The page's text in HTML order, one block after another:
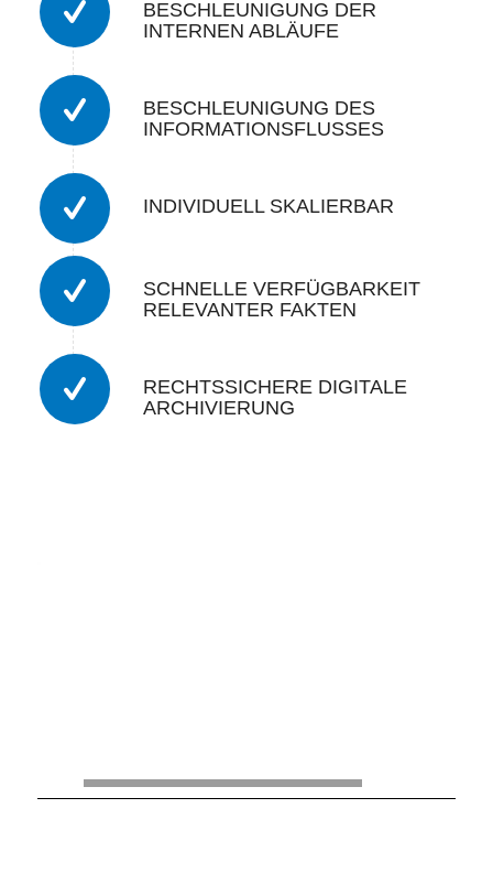
BESCHLEUNIGUNG DER
INTERNEN ABLÄUFE
BESCHLEUNIGUNG DES
INFORMATIONSFLUSSES
INDIVIDUELL SKALIERBAR
SCHNELLE VERFÜGBARKEIT
RELEVANTER FAKTEN
RECHTSSICHERE DIGITALE
ARCHIVIERUNG